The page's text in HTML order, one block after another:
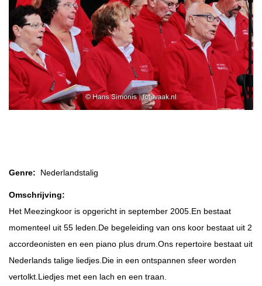
Genre: Nederlandstalig
Omschrijving:
Het Meezingkoor is opgericht in september 2005.En bestaat
momenteel uit 55 leden.De begeleiding van ons koor bestaat uit 2
accordeonisten en een piano plus drum.Ons repertoire bestaat uit
Nederlands talige liedjes.Die in een ontspannen sfeer worden
vertolkt.Liedjes met een lach en een traan.